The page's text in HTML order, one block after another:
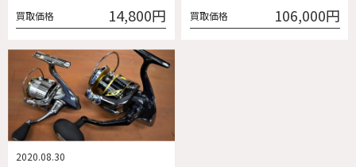
買取価格 14,800円 買取価格 106,000円
2020.08.30